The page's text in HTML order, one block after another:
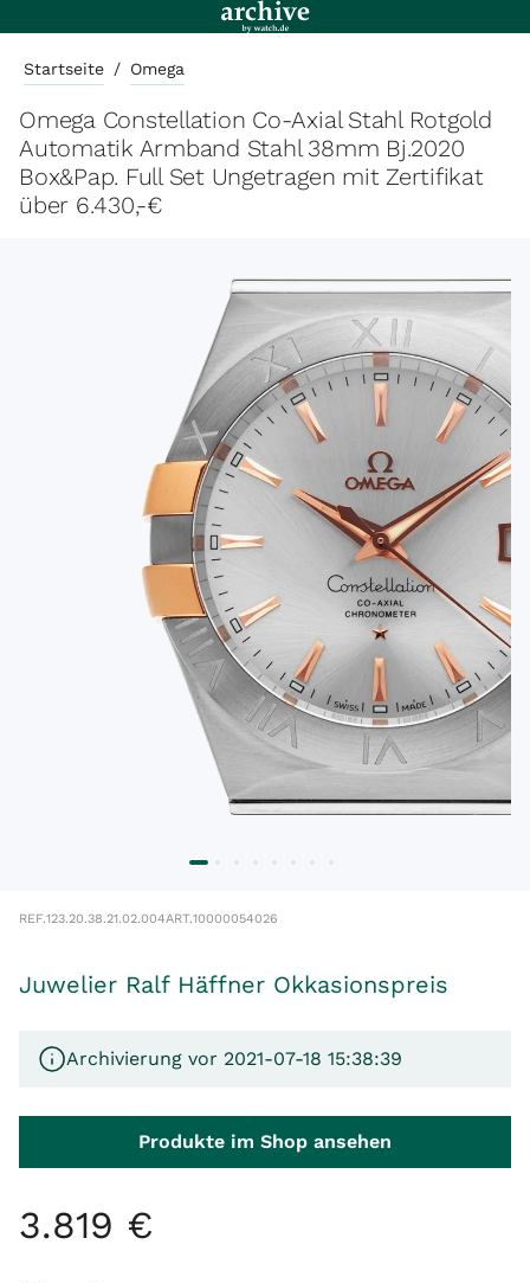
Startseite / Omega
Omega Constellation Co-Axial Stahl Rotgold
Automatik Armband Stahl 38mm Bj.2020
Box&Pap. Full Set Ungetragen mit Zertifikat
über 6.430,-€
REF.123.20.38.21.02.004ART.10000054026
Juwelier Ralf Häffner Okkasionspreis
Archivierung vor 2021-07-18 15:38:39
Produkte im Shop ansehen
3.819 €